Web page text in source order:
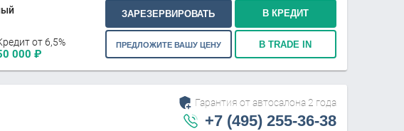
от 6,5%
000 ₽
ЗАРЕЗЕРВИРОВАТЬ В КРЕДИТ
ПРЕДЛОЖИТЕ ВАШУ ЦЕНУ В TRADE IN
Гарантия от автосалона 2 года
+7 (495) 255-36-38